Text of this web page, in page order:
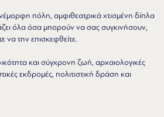
πόλη, αμφιθεατρικά χτισμένη δίπλα
όλα όσα μπορούν να σας συγκινήσουν,
να την επισκεφθείτε.
και σύγχρονη ζωή, αρχαιολογικές
εκδρομές, πολιτιστική δράση και